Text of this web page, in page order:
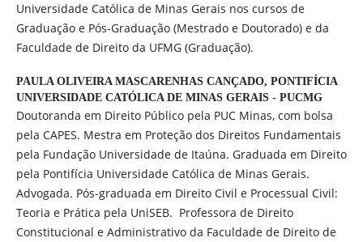
Universidade Católica de Minas Gerais nos cursos de
Graduação e Pós-Graduação (Mestrado e Doutorado) e da
Faculdade de Direito da UFMG (Graduação).
PAULA OLIVEIRA MASCARENHAS CANÇADO, PONTIFÍCIA
UNIVERSIDADE CATÓLICA DE MINAS GERAIS - PUCMG
Doutoranda em Direito Público pela PUC Minas, com bolsa
pela CAPES. Mestra em Proteção dos Direitos Fundamentais
pela Fundação Universidade de Itaúna. Graduada em Direito
pela Pontifícia Universidade Católica de Minas Gerais.
Advogada. Pós-graduada em Direito Civil e Processual Civil:
Teoria e Prática pela UniSEB. Professora de Direito
Constitucional e Administrativo da Faculdade de Direito de